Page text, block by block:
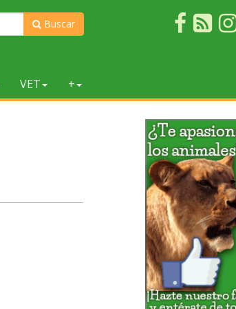
Buscar
VET +